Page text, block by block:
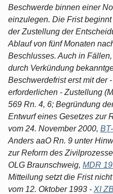
Beschwerde binnen einer
einzulegen. Die Frist
der Zustellung der
Ablauf von fünf Monaten
Beschlusses. Auch in
durch Verkündung
Beschwerdefrist erst mit der
erforderlichen - Zustellung
569 Rn. 4, 6; Begründung
Entwurf eines Gesetzes zur
vom 24. November 2000,
Anders aaO Rn. 9 unter
zur Reform des
OLG Braunschweig, MDR
Mitteilung setzt die Frist
vom 12. Oktober 1993 - XI